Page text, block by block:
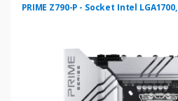
PRIME Z790-P - Socket Intel LGA1700,